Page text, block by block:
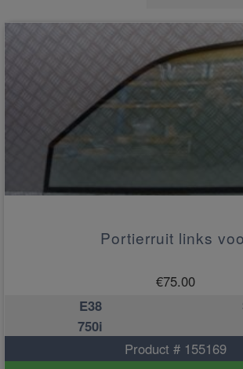
Portierruit links
€75.00
E38
750i
Product # 155169